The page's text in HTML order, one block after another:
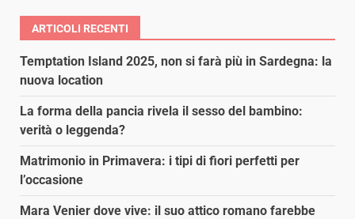
ARTICOLI RECENTI
Temptation Island 2025, non si farà più in Sardegna: la
nuova location
La forma della pancia rivela il sesso del bambino:
verità o leggenda?
Matrimonio in Primavera: i tipi di fiori perfetti per
l’occasione
Mara Venier dove vive: il suo attico romano farebbe